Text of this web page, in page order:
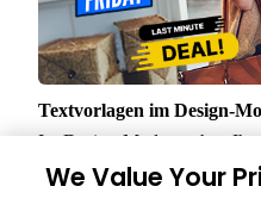
Textvorlagen im Design-
Im Design-Modus stehen
zur Verfügung, die Ihren
machen.
We Value Your